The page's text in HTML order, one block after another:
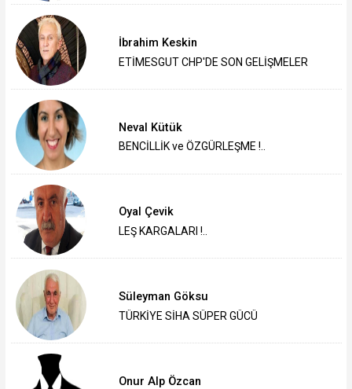
İbrahim Keskin
ETİMESGUT CHP'DE SON GELİŞMELER
Neval Kütük
BENCİLLİK ve ÖZGÜRLEŞME !..
Oyal Çevik
LEŞ KARGALARI !..
Süleyman Göksu
TÜRKİYE SİHA SÜPER GÜCÜ
Onur Alp Özcan